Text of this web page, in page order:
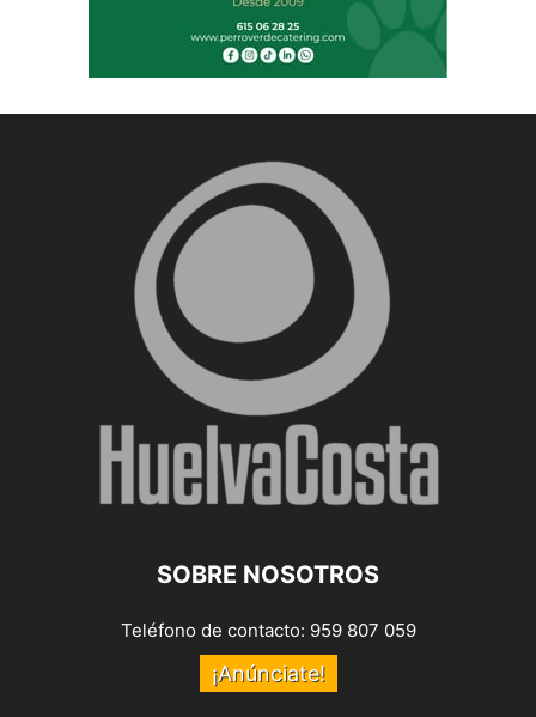
SOBRE NOSOTROS
Teléfono de contacto: 959 807 059
¡Anúnciate!